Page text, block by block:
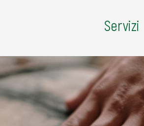
Servizi